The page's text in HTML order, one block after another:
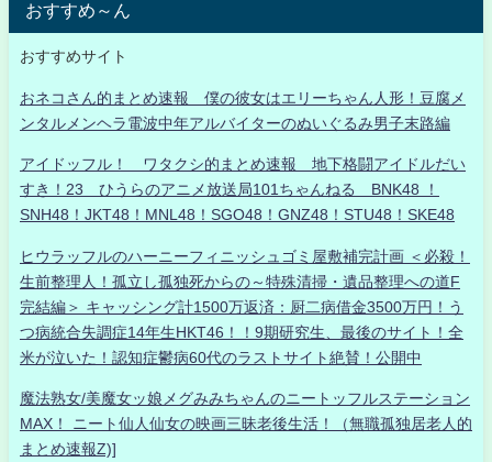
おすすめ～ん
おすすめサイト
おネコさん的まとめ速報 僕の彼女はエリーちゃん人形！豆腐メ
ンタルメンヘラ電波中年アルバイターのぬいぐるみ男子末路編
アイドッフル！ ワタクシ的まとめ速報 地下格闘アイドルだい
すき！23 ひうらのアニメ放送局101ちゃんねる BNK48 ！
SNH48！JKT48！MNL48！SGO48！GNZ48！STU48！SKE48
ヒウラッフルのハーニーフィニッシュゴミ屋敷補完計画 ＜必殺！
生前整理人！孤立し孤独死からの～特殊清掃・遺品整理への道F
完結編＞ キャッシング計1500万返済：厨二病借金3500万円！う
つ病統合失調症14年生HKT46！！9期研究生、最後のサイト！全
米が泣いた！認知症鬱病60代のラストサイト絶賛！公開中
魔法熟女/美魔女ッ娘メグみみちゃんのニートッフルステーション
MAX！ ニート仙人仙女の映画三昧老後生活！（無職孤独居老人的
まとめ速報Z)]